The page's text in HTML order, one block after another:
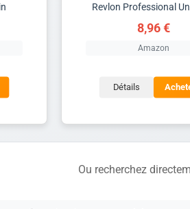
Revlon Professional
8,96 €
Amazon
Détails
Ou recherchez